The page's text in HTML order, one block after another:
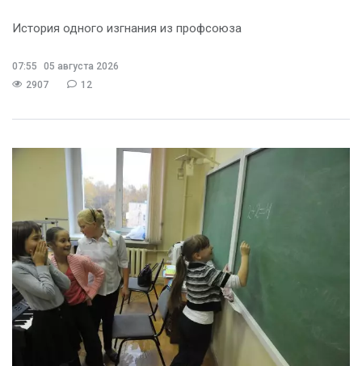
История одного изгнания из профсоюза
07:55
05 августа 2026
2907
12